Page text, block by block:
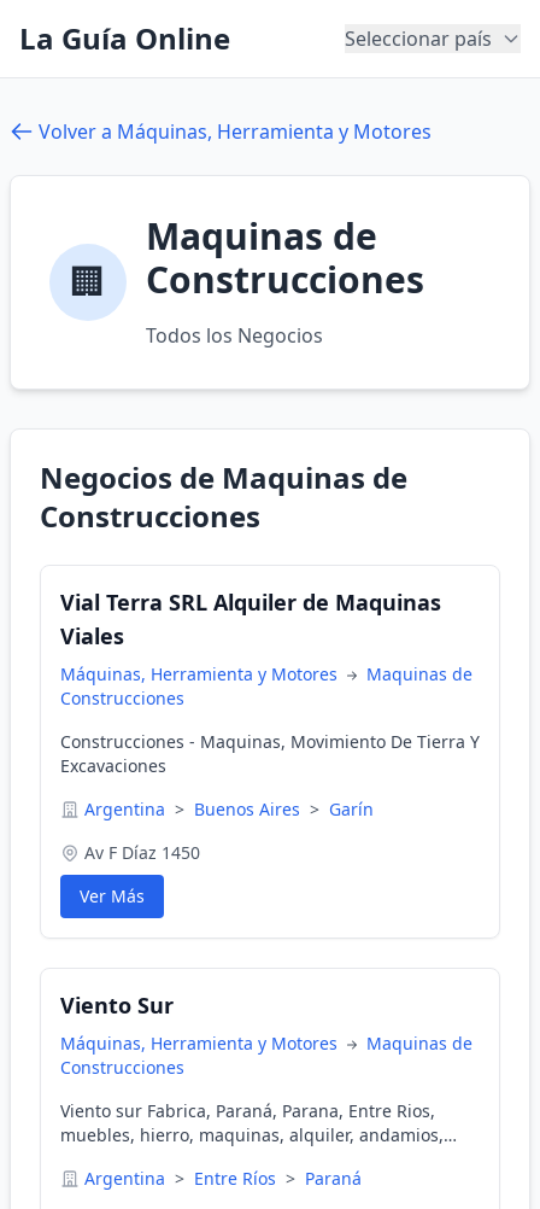
La Guía Online Seleccionar país
Volver a Máquinas, Herramienta y Motores
🏢
Maquinas de
Construcciones
Todos los Negocios
Negocios de Maquinas de
Construcciones
Vial Terra SRL Alquiler de Maquinas
Viales
Máquinas, Herramienta y Motores
Maquinas de
Construcciones
Construcciones - Maquinas, Movimiento De Tierra Y
Excavaciones
Argentina > Buenos Aires > Garín
Av F Díaz 1450
Ver Más
Viento Sur
Máquinas, Herramienta y Motores
Maquinas de
Construcciones
Viento sur Fabrica, Paraná, Parana, Entre Rios,
muebles, hierro, maquinas, alquiler, andamios,
sillas, mesas, juego de comedor, hierro, forjado,
Argentina > Entre Ríos > Paraná